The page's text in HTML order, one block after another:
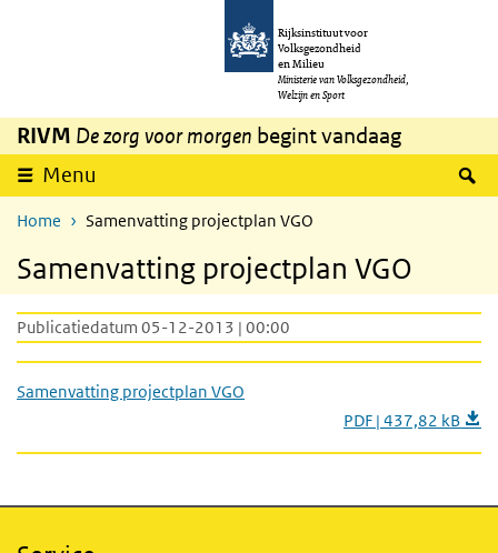
Overslaan en naar de inhoud gaan
Rijksinstituut voor
Volksgezondheid
en Milieu
Ministerie van Volksgezondheid,
Welzijn en Sport
RIVM De zorg voor morgen begint vandaag
Menu
Home Samenvatting projectplan VGO
Samenvatting projectplan VGO
Publicatiedatum 05-12-2013 | 00:00
Samenvatting projectplan VGO
PDF | 437,82 kB